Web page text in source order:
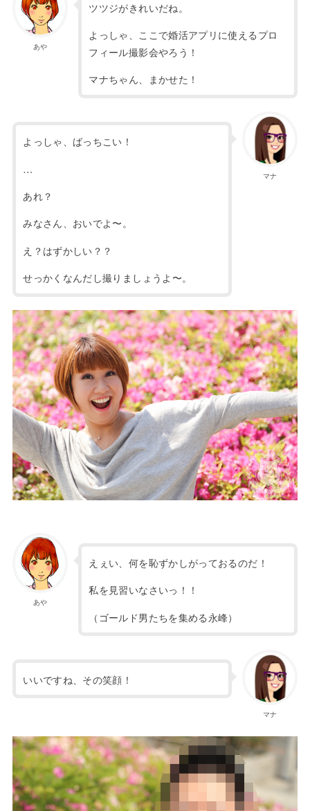
あや
ツツジがきれいだね。
よっしゃ、ここで婚活アプリに使えるプロ
フィール撮影会やろう！
マナちゃん、まかせた！
マナ
よっしゃ、ばっちこい！
…
あれ？
みなさん、おいでよ〜。
え？はずかしい？？
せっかくなんだし撮りましょうよ〜。
あや
えぇい、何を恥ずかしがっておるのだ！
私を見習いなさいっ！！
（ゴールド男たちを集める永峰）
マナ
いいですね、その笑顔！